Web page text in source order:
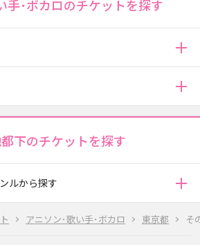
アニソン･歌い手･ボカロ 東京都 そ
手･ボカロのチケットを探す
下のチケットを探す
ルから探す